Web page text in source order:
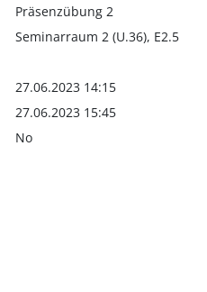
Präsenzübung 2
Seminarraum 2 (U.36), E2.5
27.06.2023 14:15
27.06.2023 15:45
No